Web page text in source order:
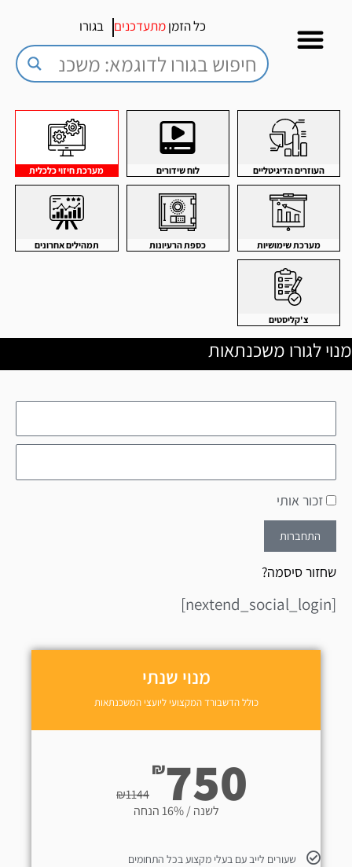
כל הזמןמתעדכנים בגורו
העוזרים הדיגיטליים לוח שידורים מערכת חיזוי כלכלית
מערכת שימושיות כספת הרעיונות תמהילים אחרונים
צ'קליסטים
מנוי לגורו משכנתאות
זכור אותי
התחברות
שחזור סיסמה?
[nextend_social_login]
מנוי שנתי
כולל הדשבורד המקצועי ליועצי המשכנתאות
₪1144
₪750
לשנה / 16% הנחה
שעורים לייב עם בעלי מקצוע בכל התחומים